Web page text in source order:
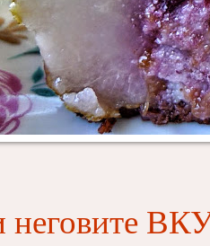
неговите